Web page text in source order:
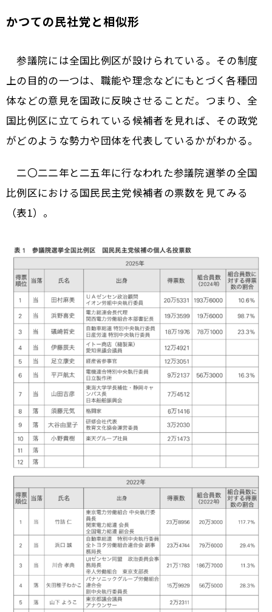
かつての民社党と相似形
参議院には全国比例区が設けられている。その制度
上の目的の一つは、職能や理念などにもとづく各種団
体などの意見を国政に反映させることだ。つまり、全
国比例区に立てられている候補者を見れば、その政党
がどのような勢力や団体を代表しているかがわかる。
二〇二二年と二五年に行なわれた参議院選挙の全国
比例区における国民民主党候補者の票数を見てみる
（表1）。